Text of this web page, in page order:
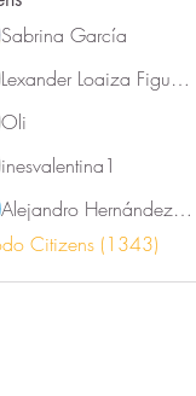
Sabrina García
Lexander Loaiza Figueroa
Oli
inesvalentina1
Alejandro Hernández Renner
Citizens (1343)